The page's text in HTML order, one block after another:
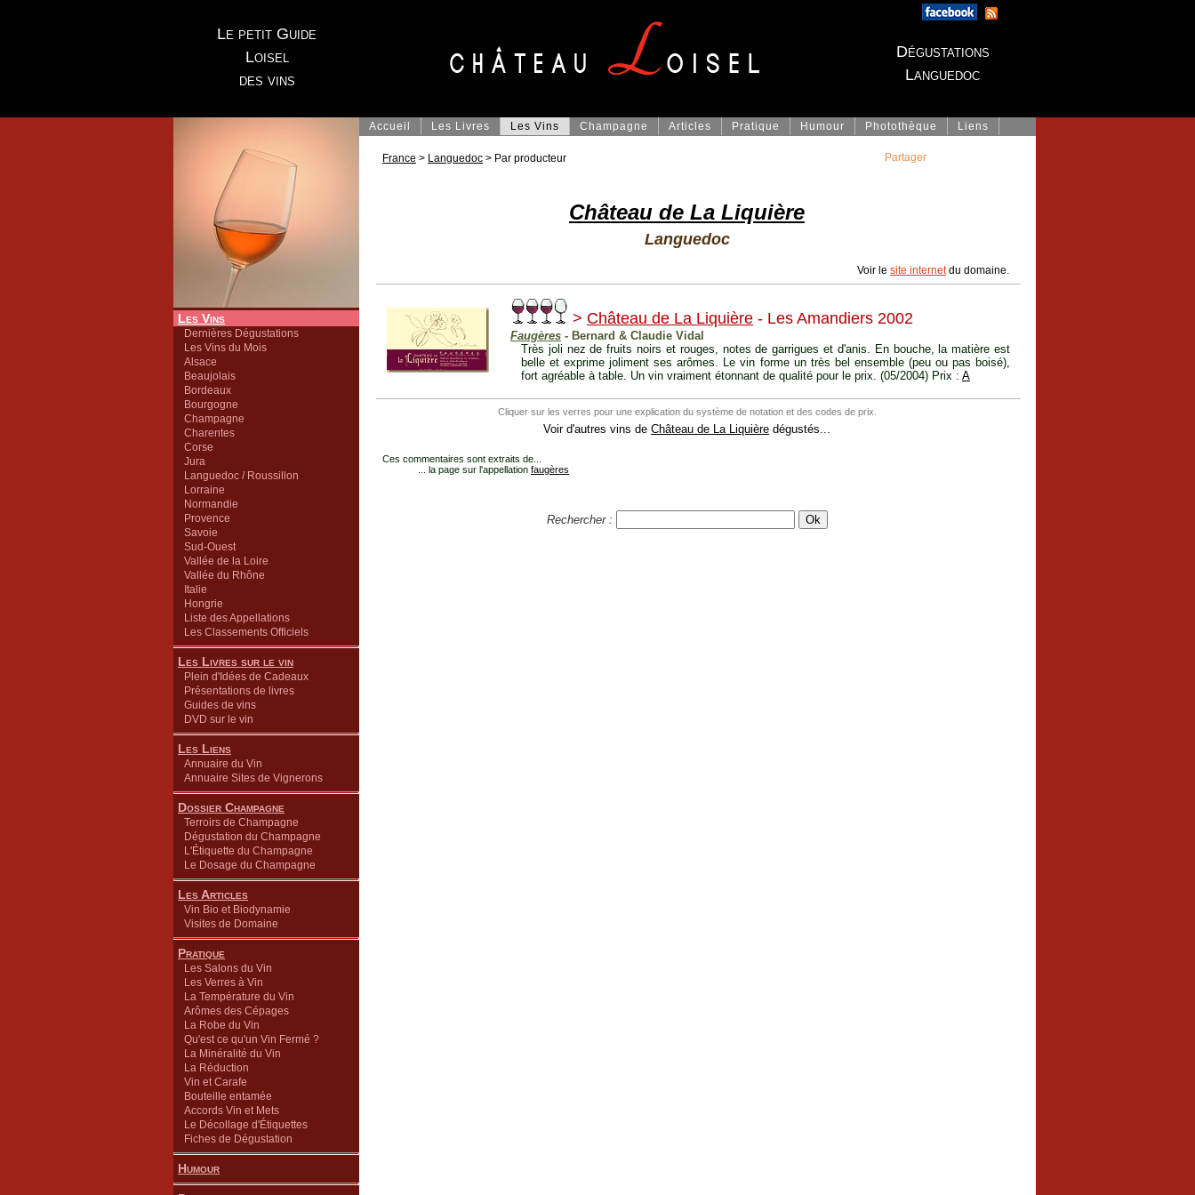
Le petit Guide
Loisel
des vins
Dégustations
Languedoc
Les Vins
Dernières Dégustations
Les Vins du Mois
Alsace
Beaujolais
Bordeaux
Bourgogne
Champagne
Charentes
Corse
Jura
Languedoc / Roussillon
Lorraine
Normandie
Provence
Savoie
Sud-Ouest
Vallée de la Loire
Vallée du Rhône
Italie
Hongrie
Liste des Appellations
Les Classements Officiels
Les Livres sur le vin
Plein d'Idées de Cadeaux
Présentations de livres
Guides de vins
DVD sur le vin
Les Liens
Annuaire du Vin
Annuaire Sites de Vignerons
Dossier Champagne
Terroirs de Champagne
Dégustation du Champagne
L'Étiquette du Champagne
Le Dosage du Champagne
Les Articles
Vin Bio et Biodynamie
Visites de Domaine
Pratique
Les Salons du Vin
Les Verres à Vin
La Température du Vin
Arômes des Cépages
La Robe du Vin
Qu'est ce qu'un Vin Fermé ?
La Minéralité du Vin
La Réduction
Vin et Carafe
Bouteille entamée
Accords Vin et Mets
Le Décollage d'Étiquettes
Fiches de Dégustation
Humour
Accueil Les Livres Les Vins Champagne Articles Pratique Humour Photothèque Liens
France > Languedoc > Par producteur
Château de La Liquière
Languedoc
Voir le site internetdu domaine.
> Château de La Liquière - Les Amandiers 2002
Faugères - Bernard & Claudie Vidal
Très joli nez de fruits noirs et rouges, notes de garrigues et d'anis. En bouche, la matière est
belle et exprime joliment ses arômes. Le vin forme un très bel ensemble (peu ou pas boisé),
fort agréable à table. Un vin vraiment étonnant de qualité pour le prix. (05/2004) Prix : A
Cliquer sur les verres pour une explication du système de notation et des codes de prix.
Voir d'autres vins de Château de La Liquière dégustés...
Ces commentaires sont extraits de...
... la page sur l'appellation faugères
Rechercher :
Partager